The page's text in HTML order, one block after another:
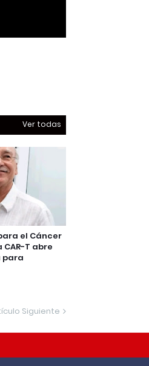
Ver todas
el Cáncer
T abre
para
Siguiente